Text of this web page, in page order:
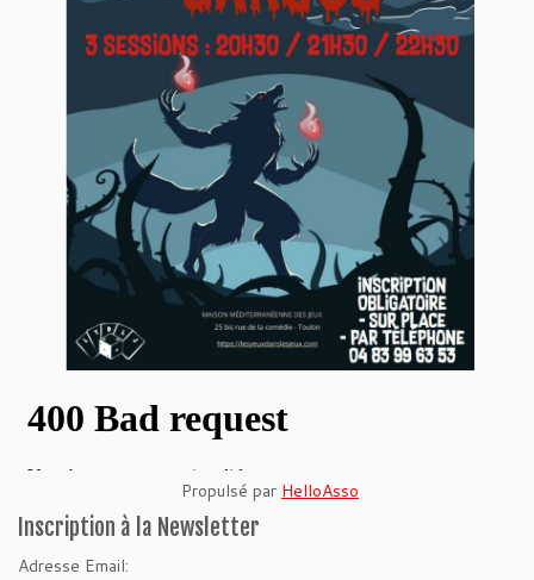
Propulsé par HelloAsso
Inscription à la Newsletter
Adresse Email: